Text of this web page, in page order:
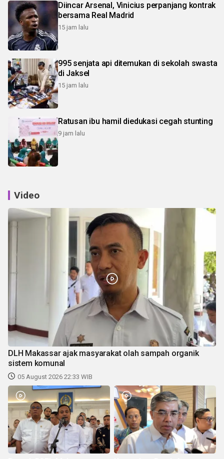
Diincar Arsenal, Vinicius perpanjang kontrak
bersama Real Madrid
15 jam lalu
995 senjata api ditemukan di sekolah swasta
di Jaksel
15 jam lalu
Ratusan ibu hamil diedukasi cegah stunting
9 jam lalu
Video
DLH Makassar ajak masyarakat olah sampah organik
sistem komunal
05 August 2026 22:33 WIB